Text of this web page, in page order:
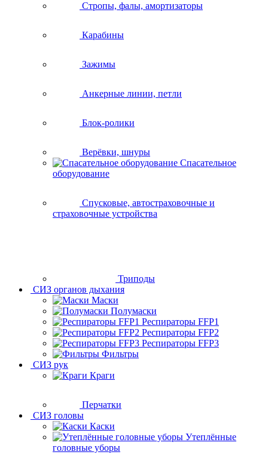
Стропы, фалы, амортизаторы
Карабины
Зажимы
Анкерные линии, петли
Блок-ролики
Верёвки, шнуры
Спасательное
оборудование
Спусковые, автостраховочные и
страховочные устройства
Триподы
СИЗ органов дыхания
Маски
Полумаски
Респираторы FFP1
Респираторы FFP2
Респираторы FFP3
Фильтры
СИЗ рук
Краги
Перчатки
СИЗ головы
Каски
Утеплённые
головные уборы